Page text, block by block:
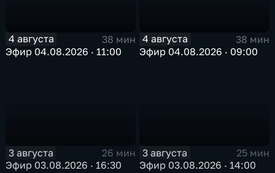
4 августа
38 мин
Эфир 04.08.2026 · 11:00
4 августа
38 мин
Эфир 04.08.2026 · 09:00
3 августа
26 мин
Эфир 03.08.2026 · 16:30
3 августа
25 мин
Эфир 03.08.2026 · 14:00